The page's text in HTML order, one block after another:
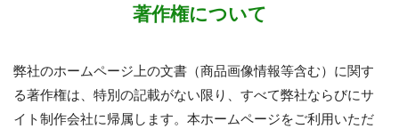
著作権について
弊社のホームページ上の文書（商品画像情報等含む）に関す
る著作権は、特別の記載がない限り、すべて弊社ならびにサ
イト制作会社に帰属します。本ホームページをご利用いただ